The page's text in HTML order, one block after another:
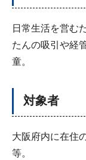
日常生活を営む
たんの吸引や経
童。
対象者
大阪府内に在住
等。